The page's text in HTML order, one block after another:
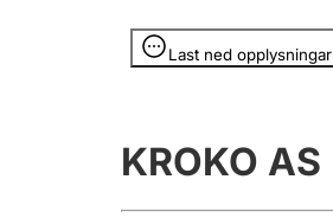
Last ned opplysningar
Opplysninger er skjult
KROKO AS